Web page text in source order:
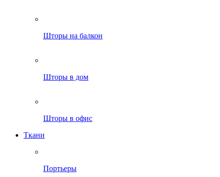
Шторы на балкон
Шторы в дом
Шторы в офис
Ткани
Портьеры